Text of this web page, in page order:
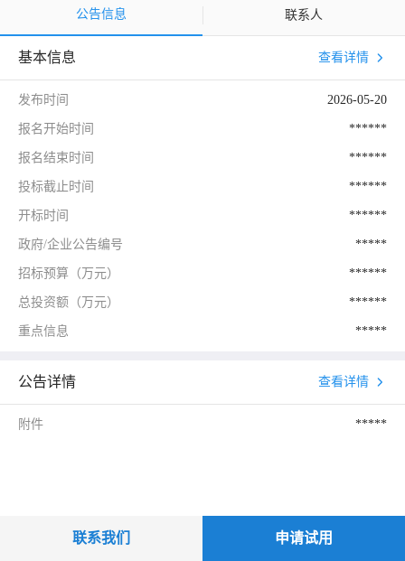
公告信息 联系人
基本信息 查看详情
发布时间 2026-05-20
报名开始时间 ******
报名结束时间 ******
投标截止时间 ******
开标时间 ******
政府/企业公告编号 *****
招标预算（万元） ******
总投资额（万元） ******
重点信息 *****
公告详情 查看详情
附件 *****
联系我们 申请试用